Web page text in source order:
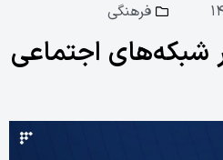
فرهنگی
شبکه‌های اجتماعی